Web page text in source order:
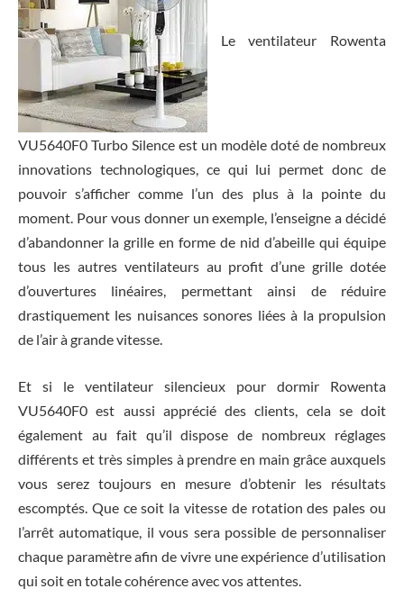
Le ventilateur Rowenta
VU5640F0 Turbo Silence est un modèle doté de nombreux
innovations technologiques, ce qui lui permet donc de
pouvoir s’afficher comme l’un des plus à la pointe du
moment. Pour vous donner un exemple, l’enseigne a décidé
d’abandonner la grille en forme de nid d’abeille qui équipe
tous les autres ventilateurs au profit d’une grille dotée
d’ouvertures linéaires, permettant ainsi de réduire
drastiquement les nuisances sonores liées à la propulsion
de l’air à grande vitesse.
Et si le ventilateur silencieux pour dormir Rowenta
VU5640F0 est aussi apprécié des clients, cela se doit
également au fait qu’il dispose de nombreux réglages
différents et très simples à prendre en main grâce auxquels
vous serez toujours en mesure d’obtenir les résultats
escomptés. Que ce soit la vitesse de rotation des pales ou
l’arrêt automatique, il vous sera possible de personnaliser
chaque paramètre afin de vivre une expérience d’utilisation
qui soit en totale cohérence avec vos attentes.